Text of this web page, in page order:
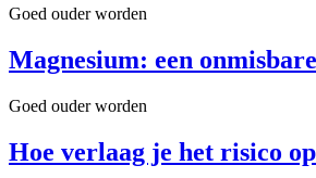
Goed ouder worden
Magnesium: een
Goed ouder worden
Hoe verlaag je het risico